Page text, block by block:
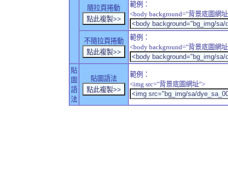
隨拉頁捲動
範例：
<body background="背景底圖網
不隨拉頁捲動
範例：
<body background="背景底圖網
貼
圖
語
法
貼圖語法
範例：
<img src="背景底圖網址">